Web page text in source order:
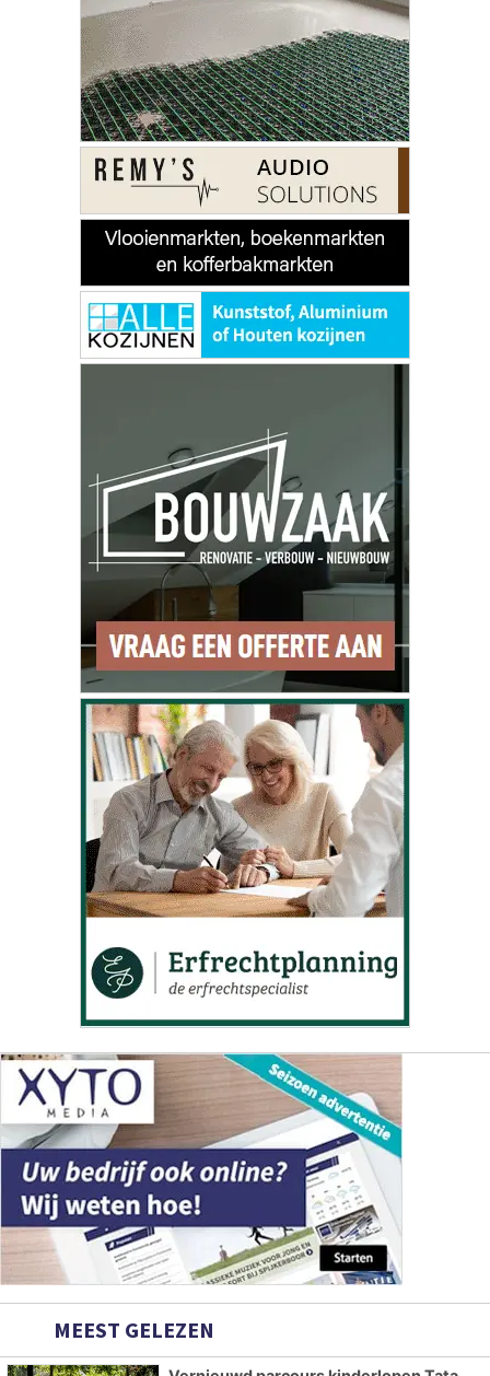
MEEST GELEZEN